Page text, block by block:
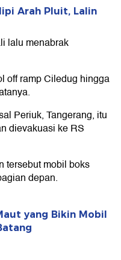
Arah Pluit, Lalin
lalu menabrak
off ramp Ciledug hingga
Periuk, Tangerang, itu
dievakuasi ke RS
tersebut mobil boks
depan.
yang Bikin Mobil